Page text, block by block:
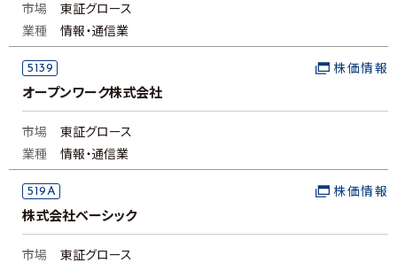
市場
東証グロース
業種
情報・通信業
5139
オープンワーク株式会社
株価情報
市場
東証グロース
業種
情報・通信業
519A
株式会社ベーシック
株価情報
市場
東証グロース